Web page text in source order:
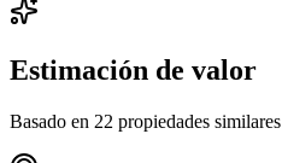
Estimación de valor
Basado en 22 propiedades similares